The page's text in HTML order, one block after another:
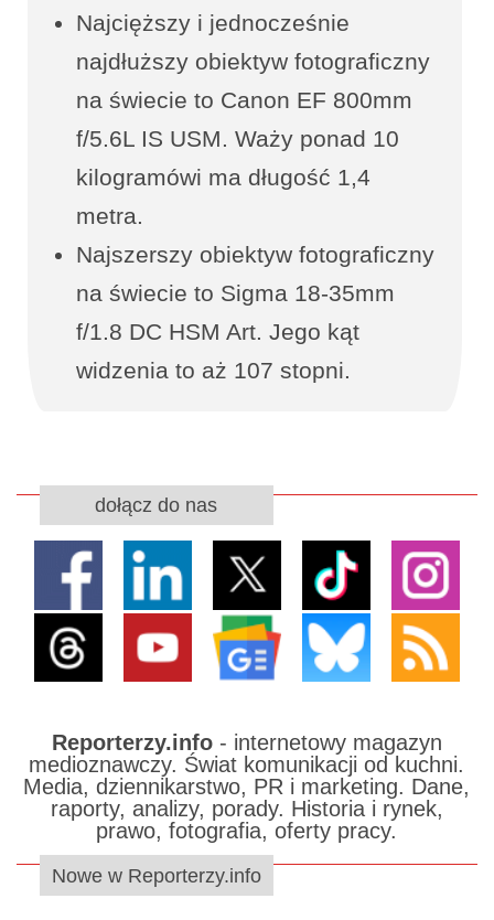
Najcięższy i jednocześnie
najdłuższy obiektyw fotograficzny
na świecie to Canon EF 800mm
f/5.6L IS USM. Waży ponad 10
kilogramówi ma długość 1,4
metra.
Najszerszy obiektyw fotograficzny
na świecie to Sigma 18-35mm
f/1.8 DC HSM Art. Jego kąt
widzenia to aż 107 stopni.
dołącz do nas
Reporterzy.info- internetowy magazyn
medioznawczy. Świat komunikacji od kuchni.
Media, dziennikarstwo, PR i marketing. Dane,
raporty, analizy, porady. Historia i rynek,
prawo, fotografia, oferty pracy.
Nowe w Reporterzy.info